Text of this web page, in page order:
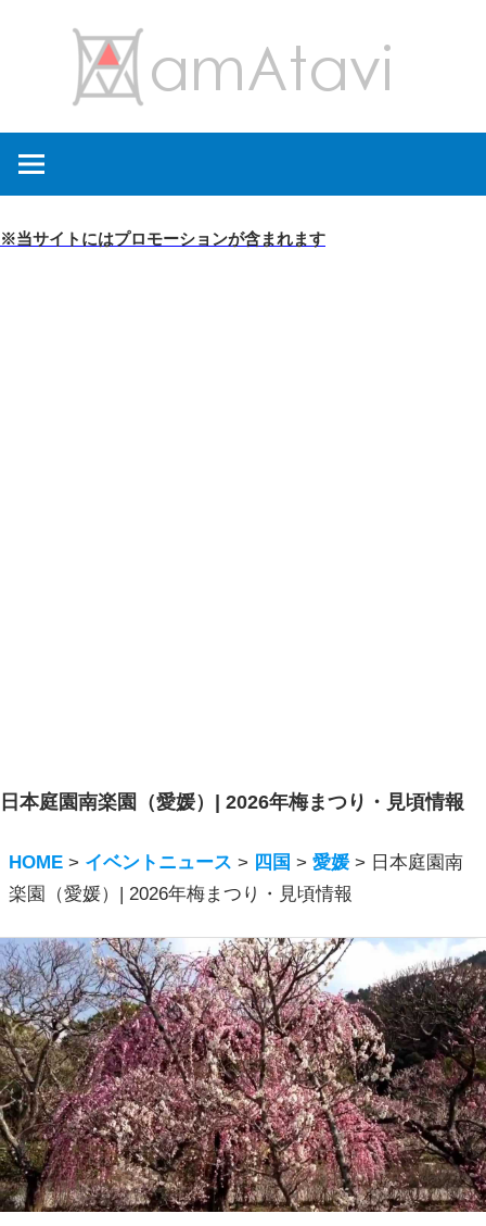
キ
を
→
※当サイトにはプロモーションが含まれます
日本庭園南楽園（愛媛）| 2026年梅まつり・見頃情報
HOME > イベントニュース > 四国 >愛媛> 日本庭園南
楽園（愛媛）| 2026年梅まつり・見頃情報